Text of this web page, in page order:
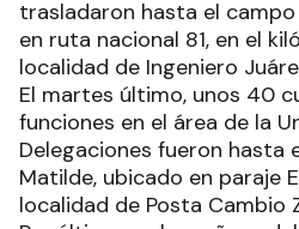
trasladaron hasta el
en ruta nacional 81, en el
localidad de Ingeniero
El martes último, unos 40
funciones en el área de la
Delegaciones fueron hasta
Matilde, ubicado en paraje
localidad de Posta Cambio